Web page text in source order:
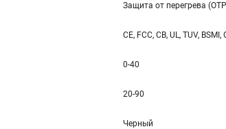
Защита от перегрева
CE, FCC, CB, UL, TUV,
0-40
20-90
Черный